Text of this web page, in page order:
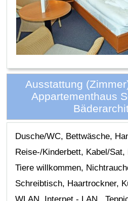
Ausstattung
Appartementhaus
Dusche/WC, Bettwäsche,
Reise-/Kinderbett, Kabel/
Tiere willkommen,
Schreibtisch, Haartrockner,